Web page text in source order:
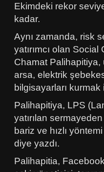
Ekimdeki rekor
kadar.
Aynı zamanda, risk
yatırımcı olan
Chamat Palihapitiya,
arsa, elektrik
bilgisayarları
Palihapitiya, LPS
yatırılan
bariz ve hızlı
diye yazdı.
Palihapitia,